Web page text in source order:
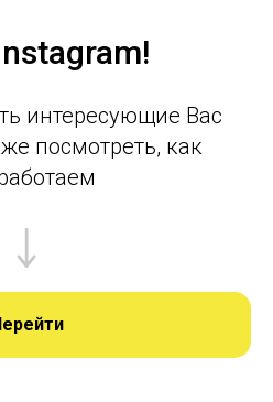
интересующие Вас
посмотреть, как